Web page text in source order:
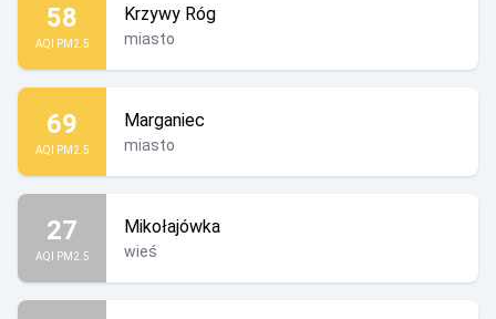
58
AQI PM2.5
Krzywy Róg
miasto
69
AQI PM2.5
Marganiec
miasto
27
AQI PM2.5
Mikołajówka
wieś